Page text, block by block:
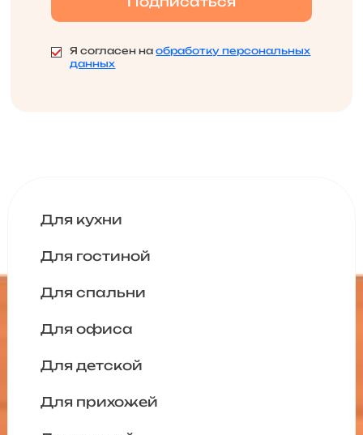
Я согласен наобработку персональных
данных
Для кухни
Для гостиной
Для спальни
Для офиса
Для детской
Для прихожей